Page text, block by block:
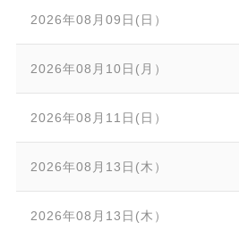
2026年08月09日(日）
2026年08月10日(月）
2026年08月11日(日）
2026年08月13日(木）
2026年08月13日(木）